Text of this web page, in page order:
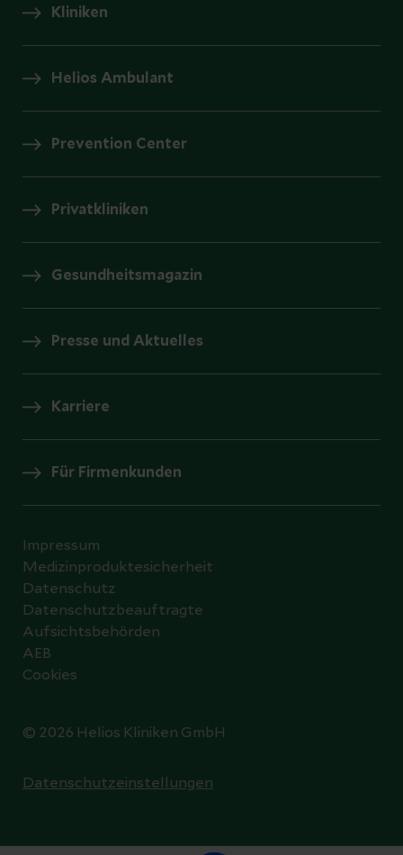
Kliniken
Helios Ambulant
Prevention Center
Privatkliniken
Gesundheitsmagazin
Presse und Aktuelles
Karriere
Für Firmenkunden
© 2026 Helios Kliniken GmbH
Impressum
Medizinproduktesicherheit
Datenschutz
Datenschutzbeauftragte
Aufsichtsbehörden
AEB
Cookies
Datenschutzeinstellungen